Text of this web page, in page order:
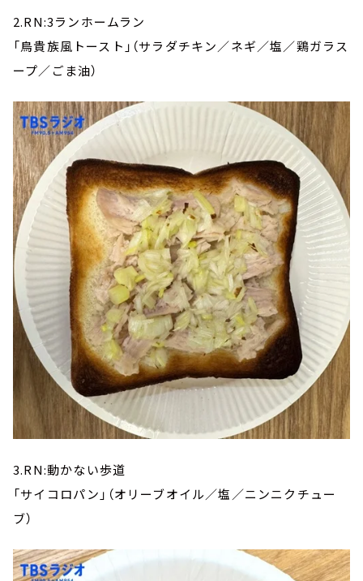
2.RN:3ランホームラン
「鳥貴族風トースト」（サラダチキン／ネギ／塩／鶏ガラス
ープ／ごま油）
3.RN:動かない歩道
「サイコロパン」（オリーブオイル／塩／ニンニクチュー
ブ）